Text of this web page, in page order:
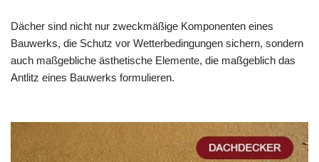
Dächer sind nicht nur zweckmäßige Komponenten eines
Bauwerks, die Schutz vor Wetterbedingungen sichern, sondern
auch maßgebliche ästhetische Elemente, die maßgeblich das
Antlitz eines Bauwerks formulieren.